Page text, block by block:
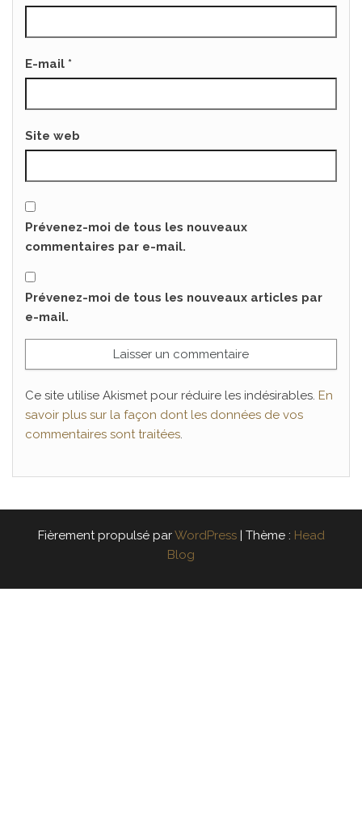
E-mail *
Site web
Prévenez-moi de tous les nouveaux
commentaires par e-mail.
Prévenez-moi de tous les nouveaux articles par
e-mail.
Ce site utilise Akismet pour réduire les indésirables. En
savoir plus sur la façon dont les données de vos
commentaires sont traitées.
Fièrement propulsé parWordPress | Thème : Head
Blog